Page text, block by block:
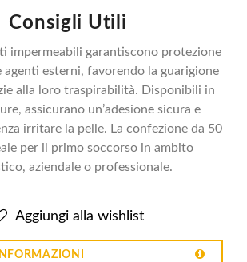
Consigli Utili
impermeabili garantiscono protezione
agenti esterni, favorendo la guarigione
alla loro traspirabilità. Disponibili in
assicurano un’adesione sicura e
irritare la pelle. La confezione da 50
per il primo soccorso in ambito
aziendale o professionale.
Aggiungi alla wishlist